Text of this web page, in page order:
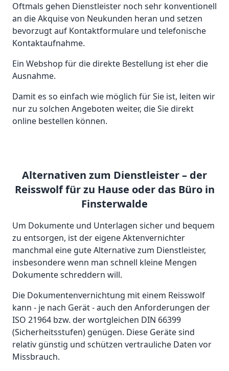
Oftmals gehen Dienstleister noch sehr konventionell
an die Akquise von Neukunden heran und setzen
bevorzugt auf Kontaktformulare und telefonische
Kontaktaufnahme.
Ein Webshop für die direkte Bestellung ist eher die
Ausnahme.
Damit es so einfach wie möglich für Sie ist, leiten wir
nur zu solchen Angeboten weiter, die Sie direkt
online bestellen können.
Alternativen zum Dienstleister – der
Reisswolf für zu Hause oder das Büro in
Finsterwalde
Um Dokumente und Unterlagen sicher und bequem
zu entsorgen, ist der eigene Aktenvernichter
manchmal eine gute Alternative zum Dienstleister,
insbesondere wenn man schnell kleine Mengen
Dokumente schreddern will.
Die Dokumentenvernichtung mit einem Reisswolf
kann - je nach Gerät - auch den Anforderungen der
ISO 21964 bzw. der wortgleichen DIN 66399
(Sicherheitsstufen) genügen. Diese Geräte sind
relativ günstig und schützen vertrauliche Daten vor
Missbrauch.